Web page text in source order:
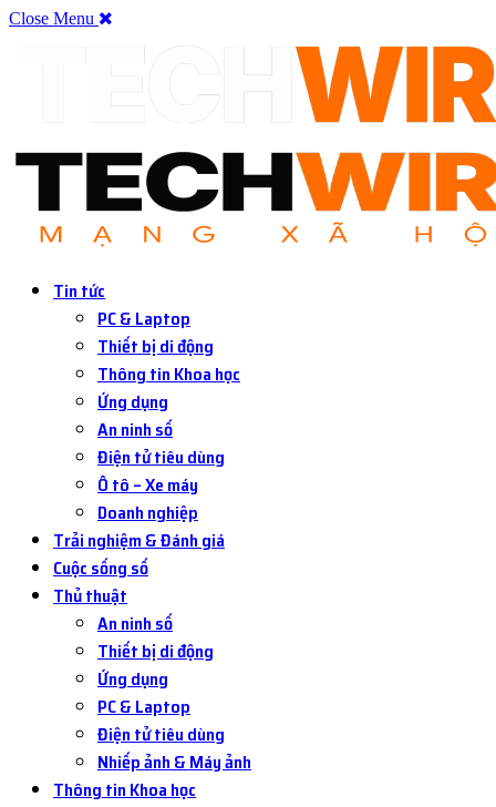
Close Menu
Tin tức
PC & Laptop
Thiết bị di động
Thông tin Khoa học
Ứng dụng
An ninh số
Điện tử tiêu dùng
Ô tô – Xe máy
Doanh nghiệp
Trải nghiệm & Đánh giá
Cuộc sống số
Thủ thuật
An ninh số
Thiết bị di động
Ứng dụng
PC & Laptop
Điện tử tiêu dùng
Nhiếp ảnh & Máy ảnh
Thông tin Khoa học